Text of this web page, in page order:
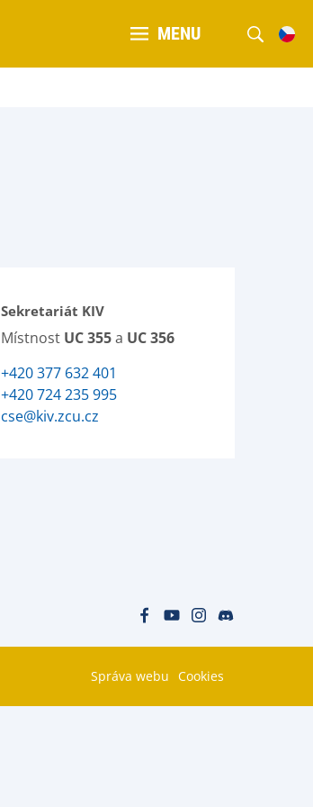
MENU
Sekretariát KIV
Místnost UC 355a UC 356
+420 377 632 401
+420 724 235 995
cse@kiv.zcu.cz
Správa webu Cookies